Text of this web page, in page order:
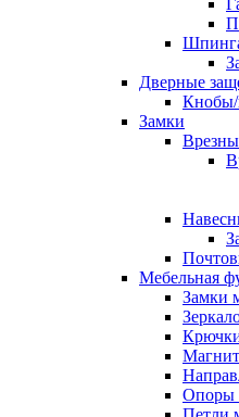
Дверные
Замки
Мебельная
Замки
Опоры